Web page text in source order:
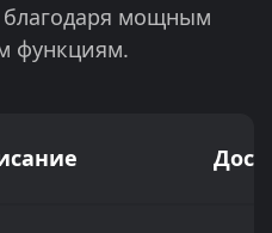
мощным
функциям.